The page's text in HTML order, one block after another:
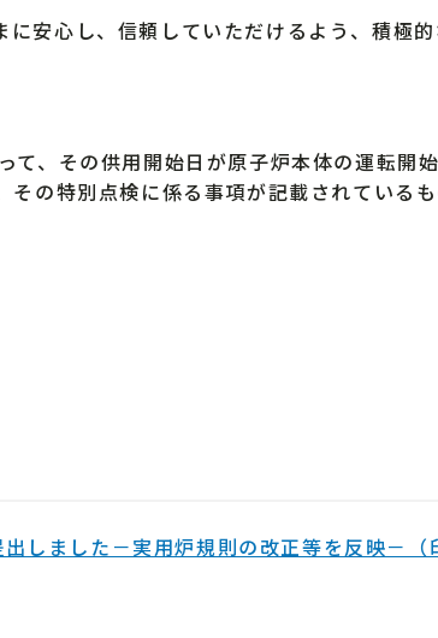
安心し、信頼していただけるよう、積極
、その供用開始日が原子炉本体の運転開
の特別点検に係る事項が記載されているも
しました－実用炉規則の改正等を反映－（